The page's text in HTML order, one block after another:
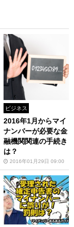
ビジネス
2016年1月からマイ
ナンバーが必要な金
融機関関連の手続き
は？
2016年01月29日 09:00